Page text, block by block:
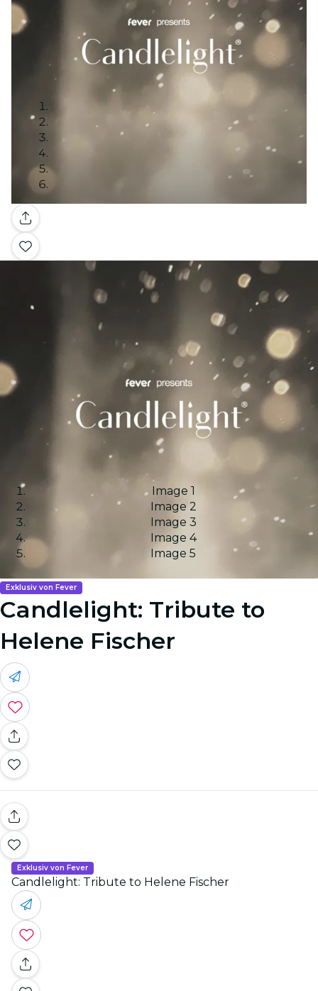
Galerie
Image 1
Image 2
Image 3
Image 4
Image 5
Exklusiv von Fever
Candlelight: Tribute to
Helene Fischer
Exklusiv von Fever
Candlelight: Tribute to Helene Fischer